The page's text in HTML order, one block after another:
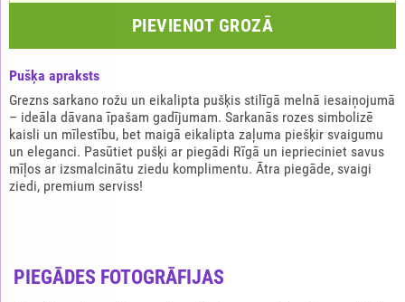
PIEVIENOT GROZĀ
Pušķа apraksts
Grezns sarkano rožu un eikalipta pušķis stilīgā melnā iesaiņojumā
– ideāla dāvana īpašam gadījumam. Sarkanās rozes simbolizē
kaisli un mīlestību, bet maigā eikalipta zaļuma piešķir svaigumu
un eleganci. Pasūtiet pušķi ar piegādi Rīgā un ieprieciniet savus
mīļos ar izsmalcinātu ziedu komplimentu. Ātra piegāde, svaigi
ziedi, premium serviss!
PIEGĀDES FOTOGRĀFIJAS